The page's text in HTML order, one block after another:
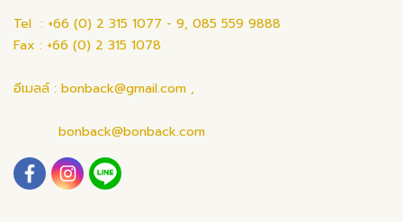
Tel : +66 (0) 2 315 1077 - 9, 085 559 9888
Fax : +66 (0) 2 315 1078
อีเมลล์ : bonback@gmail.com ,
bonback@bonback.com